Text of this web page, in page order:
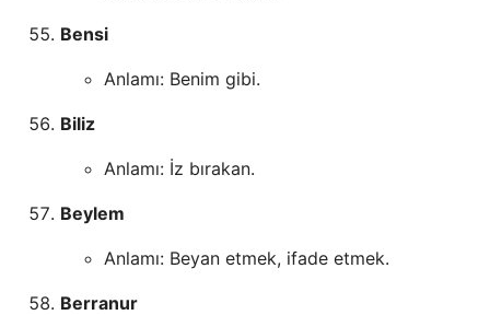
Bensi
Anlamı: Benim gibi.
Biliz
Anlamı: İz bırakan.
Beylem
Anlamı: Beyan etmek, ifade etmek.
Berranur